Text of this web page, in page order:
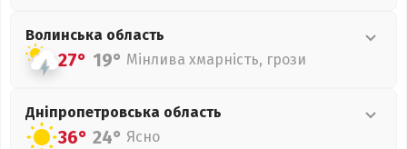
Волинська область
27° 19° Мінлива хмарність, грози
Дніпропетровська область
36° 24° Ясно